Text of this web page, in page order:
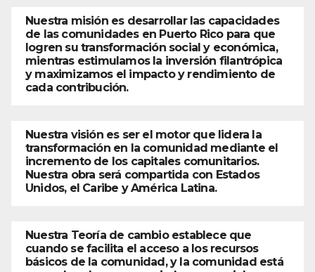
Nuestra misión es desarrollar las capacidades
de las comunidades en Puerto Rico para que
logren su transformación social y económica,
mientras estimulamos la inversión filantrópica
y maximizamos el impacto y rendimiento de
cada contribución.
Nuestra visión es ser el motor que lidera la
transformación en la comunidad mediante el
incremento de los capitales comunitarios.
Nuestra obra será compartida con Estados
Unidos, el Caribe y América Latina.
Nuestra Teoría de cambio establece que
cuando se facilita el acceso a los recursos
básicos de la comunidad, y la comunidad está